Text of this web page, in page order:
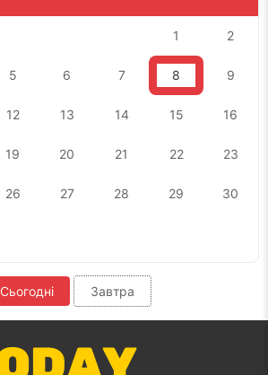
1 2
5 6 7 8 9
12 13 14 15 16
19 20 21 22 23
26 27 28 29 30
Сьогодні Завтра